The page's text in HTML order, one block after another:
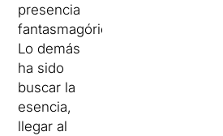
presencia
fantasmagórica.
Lo demás
ha sido
buscar la
esencia,
llegar al